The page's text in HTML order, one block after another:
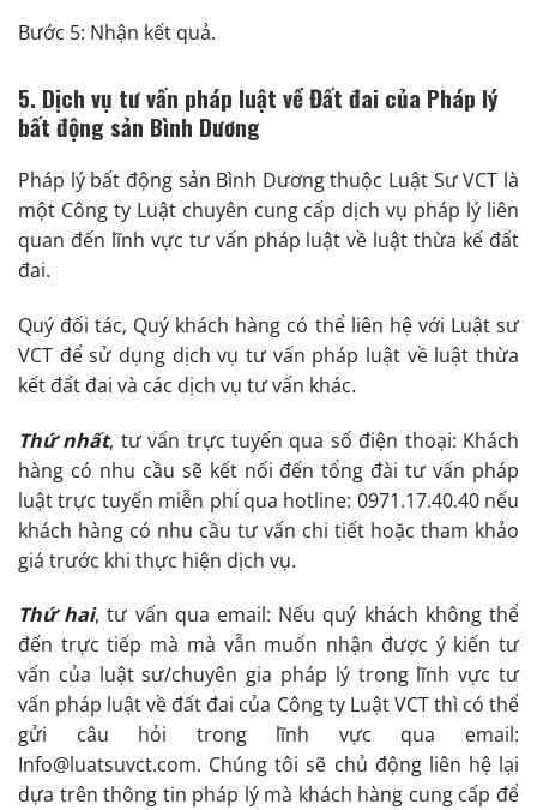
Bước 5: Nhận kết quả.
5. Dịch vụ tư vấn pháp luật về Đất đai của Pháp lý
bất động sản Bình Dương
Pháp lý bất động sản Bình Dương thuộc Luật Sư VCT là
một Công ty Luật chuyên cung cấp dịch vụ pháp lý liên
quan đến lĩnh vực tư vấn pháp luật về luật thừa kế đất
đai.
Quý đối tác, Quý khách hàng có thể liên hệ với Luật sư
VCT để sử dụng dịch vụ tư vấn pháp luật về luật thừa
kết đất đai và các dịch vụ tư vấn khác.
Thứ nhất, tư vấn trực tuyến qua số điện thoại: Khách
hàng có nhu cầu sẽ kết nối đến tổng đài tư vấn pháp
luật trực tuyến miễn phí qua hotline: 0971.17.40.40 nếu
khách hàng có nhu cầu tư vấn chi tiết hoặc tham khảo
giá trước khi thực hiện dịch vụ.
Thứ hai, tư vấn qua email: Nếu quý khách không thể
đến trực tiếp mà mà vẫn muốn nhận được ý kiến tư
vấn của luật sư/chuyên gia pháp lý trong lĩnh vực tư
vấn pháp luật về đất đai của Công ty Luật VCT thì có thể
gửi câu hỏi trong lĩnh vực qua email:
Info@luatsuvct.com. Chúng tôi sẽ chủ động liên hệ lại
dựa trên thông tin pháp lý mà khách hàng cung cấp để